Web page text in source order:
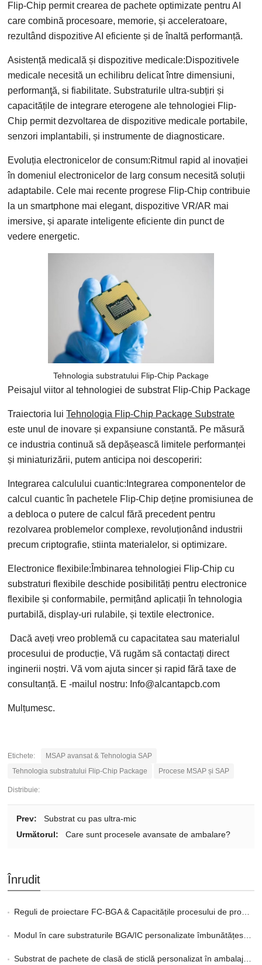
Flip-Chip permit crearea de pachete optimizate pentru AI
care combină procesoare, memorie, și acceleratoare,
rezultând dispozitive AI eficiente și de înaltă performanță.
Asistență medicală și dispozitive medicale:Dispozitivele
medicale necesită un echilibru delicat între dimensiuni,
performanţă, si fiabilitate. Substraturile ultra-subțiri și
capacitățile de integrare eterogene ale tehnologiei Flip-
Chip permit dezvoltarea de dispozitive medicale portabile,
senzori implantabili, și instrumente de diagnosticare.
Evoluția electronicelor de consum:Ritmul rapid al inovației
în domeniul electronicelor de larg consum necesită soluții
adaptabile. Cele mai recente progrese Flip-Chip contribuie
la un smartphone mai elegant, dispozitive VR/AR mai
imersive, și aparate inteligente eficiente din punct de
vedere energetic.
Tehnologia substratului Flip-Chip Package
Peisajul viitor al tehnologiei de substrat Flip-Chip Package
Traiectoria luiTehnologia Flip-Chip Package Substrate
este unul de inovare și expansiune constantă. Pe măsură
ce industria continuă să depășească limitele performanței
și miniaturizării, putem anticipa noi descoperiri:
Integrarea calculului cuantic:Integrarea componentelor de
calcul cuantic în pachetele Flip-Chip deține promisiunea de
a debloca o putere de calcul fără precedent pentru
rezolvarea problemelor complexe, revoluționând industrii
precum criptografie, stiinta materialelor, si optimizare.
Electronice flexibile:Îmbinarea tehnologiei Flip-Chip cu
substraturi flexibile deschide posibilități pentru electronice
flexibile și conformabile, permițând aplicații în tehnologia
purtabilă, display-uri rulabile, și textile electronice.
Dacă aveți vreo problemă cu capacitatea sau materialul
procesului de producție, Vă rugăm să contactați direct
inginerii noștri. Vă vom ajuta sincer și rapid fără taxe de
consultanță. E -mailul nostru: Info@alcantapcb.com
Mulțumesc.
Etichete:
MSAP avansat & Tehnologia SAP
Tehnologia substratului Flip-Chip Package
Procese MSAP și SAP
Distribuie:
Prev:
Substrat cu pas ultra-mic
Următorul:
Care sunt procesele avansate de ambalare?
Înrudit
Reguli de proiectare FC-BGA & Capacitățile procesului de producție
Modul în care substraturile BGA/IC personalizate îmbunătățesc integritatea semnalului
Substrat de pachete de clasă de sticlă personalizat în ambalaje 2.5D și 3D